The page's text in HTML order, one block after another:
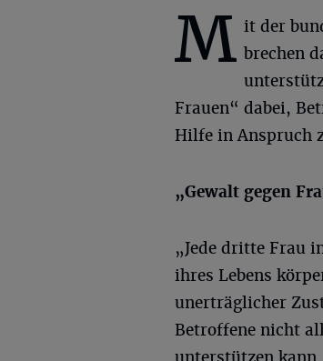
M it der
brechen
Frauen“ dabei,
Hilfe in Anspruch
„Gewalt gegen
„Jede dritte Frau
ihres Lebens
unerträglicher
Betroffene nicht